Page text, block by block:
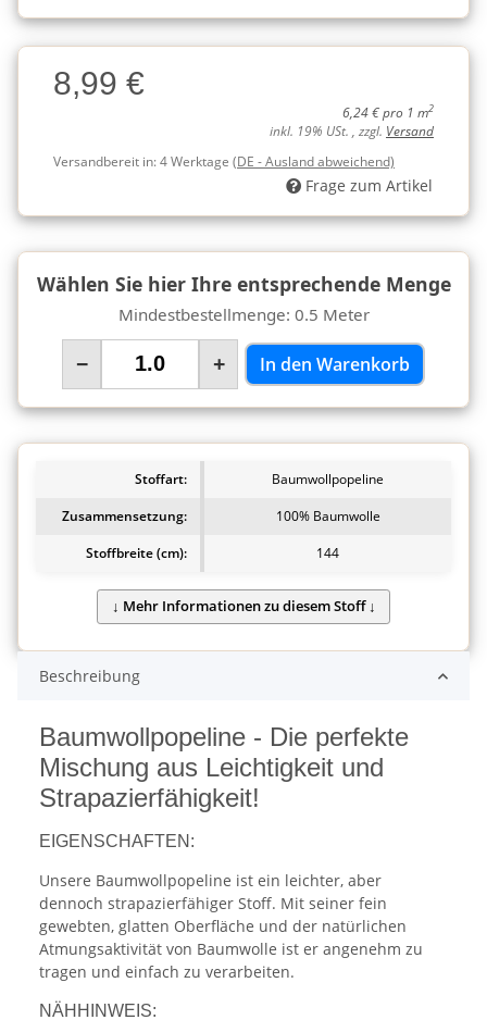
Charge
Charge8,99 €
6,24 € pro 1 m2
inkl. 19% USt. , zzgl. Versand
Versandbereit in:4 Werktage (DE - Ausland abweichend)
Frage zum Artikel
Wählen Sie hier Ihre entsprechende Menge
Mindestbestellmenge: 0.5 Meter
− + In den Warenkorb
Stoffart:
Baumwollpopeline
Zusammensetzung:
100% Baumwolle
Stoffbreite (cm):
144
Beschreibung
Baumwollpopeline - Die perfekte
Mischung aus Leichtigkeit und
Strapazierfähigkeit!
EIGENSCHAFTEN:
Unsere Baumwollpopeline ist ein leichter, aber
dennoch strapazierfähiger Stoff. Mit seiner fein
gewebten, glatten Oberfläche und der natürlichen
Atmungsaktivität von Baumwolle ist er angenehm zu
tragen und einfach zu verarbeiten.
NÄHHINWEIS: